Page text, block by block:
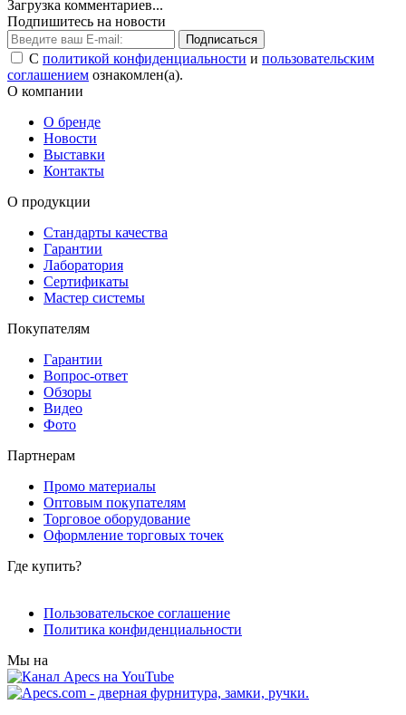
Загрузка комментариев...
Подпишитесь на новости
Подписаться
С политикой конфиденциальности и пользовательским
соглашением ознакомлен(а).
О компании
О бренде
Новости
Выставки
Контакты
О продукции
Стандарты качества
Гарантии
Лаборатория
Сертификаты
Мастер системы
Покупателям
Гарантии
Вопрос-ответ
Обзоры
Видео
Фото
Партнерам
Промо материалы
Оптовым покупателям
Торговое оборудование
Оформление торговых точек
Где купить?
Пользовательское соглашение
Политика конфиденциальности
Мы на